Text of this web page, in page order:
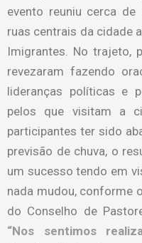
evento reuniu cerca
ruas centrais da cidade
Imigrantes. No trajeto,
revezaram fazendo
lideranças políticas e
pelos que visitam a
participantes ter sido
previsão de chuva, o
um sucesso tendo em
nada mudou, conforme
do Conselho de
“Nos sentimos